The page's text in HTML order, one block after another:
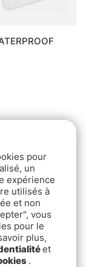
pour
un
expérience
utilisés à
et non
vous
pour le
plus,
et
.